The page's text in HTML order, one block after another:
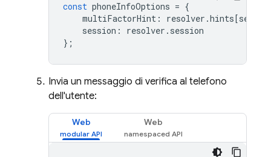
const phoneInfoOptions = {
multiFactorHint : resolver .hints[
session : resolver . session
};
Invia un messaggio di verifica al telefono
dell'utente:
Web Web